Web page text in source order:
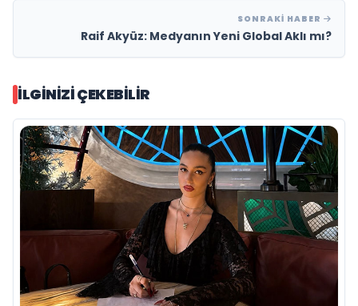
SONRAKI HABER
Raif Akyüz: Medyanın Yeni Global Aklı mı?
İLGINIZI ÇEKEBILIR